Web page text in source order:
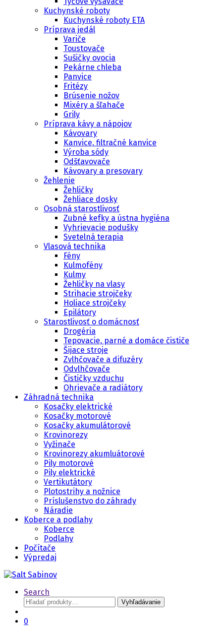
Kuchynské roboty
Kuchynské roboty ETA
Príprava jedál
Variče
Toustovače
Sušičky ovocia
Pekárne chleba
Panvice
Fritézy
Brúsenie nožov
Mixéry a šľahače
Grily
Príprava kávy a nápojov
Kávovary
Kanvice, filtračné kanvice
Výroba sódy
Odšťavovače
Kávovary a presovary
Žehlenie
Žehličky
Žehliace dosky
Osobná starostlivosť
Zubné kefky a ústna hygiéna
Vyhrievacie podušky
Svetelná terapia
Vlasová technika
Fény
Kulmofény
Kulmy
Žehličky na vlasy
Strihacie strojčeky
Holiace strojčeky
Epilátory
Starostlivosť o domácnosť
Drogéria
Tepovacie, parné a domáce čističe
Šijace stroje
Zvlhčovače a difuzéry
Odvlhčovače
Čističky vzduchu
Ohrievače a radiátory
Záhradná technika
Kosačky elektrické
Kosačky motorové
Kosačky akumulátorové
Krovinorezy
Vyžinače
Krovinorezy akumluátorové
Pily motorové
Pily elektrické
Vertikutátory
Plotostrihy a nožnice
Príslušenstvo do záhrady
Náradie
Koberce a podlahy
Koberce
Podlahy
Počítače
Výpredaj
Search
Hľadať:
Vyhľadávanie
0